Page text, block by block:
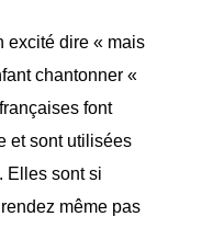
excité dire « mais
chantonner «
font
et sont utilisées
Elles sont si
même pas